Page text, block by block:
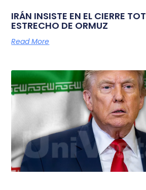
IRÁN INSISTE EN EL CIERRE
ESTRECHO DE ORMUZ
Read More